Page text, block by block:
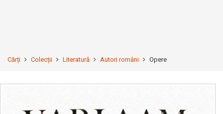
Cărți Colecții Literatură Autori români Opere